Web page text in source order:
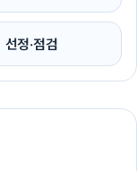
선정·점검